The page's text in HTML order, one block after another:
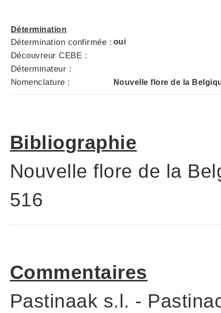
Détermination
Détermination confirmée : oui
Découvreur CEBE :
Déterminateur :
Nomenclature :
Nouvelle flore de la
Bibliographie
Nouvelle flore de la
516
Commentaires
Pastinaak s.l. -